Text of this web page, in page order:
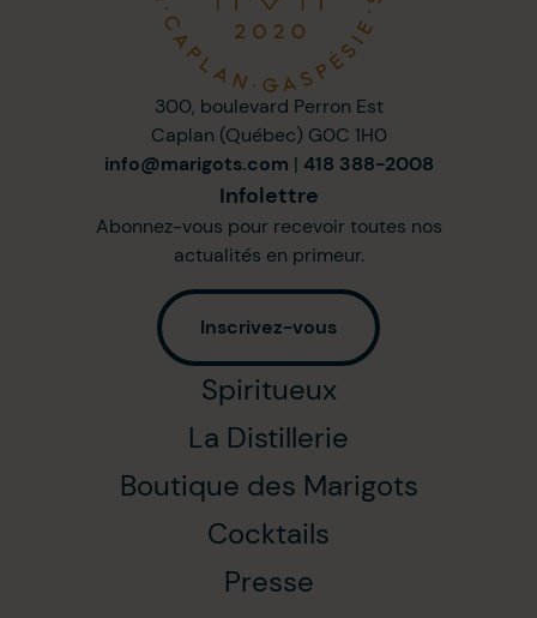
300, boulevard Perron Est
Caplan (Québec) G0C 1H0
info@marigots.com | 418 388-2008
Infolettre
Abonnez-vous pour recevoir toutes nos
actualités en primeur.
Inscrivez-vous
Spiritueux
La Distillerie
Boutique des Marigots
Cocktails
Presse